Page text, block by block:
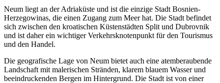
Neum liegt an der Adriaküste und ist die einzige Stadt Bosnien-
Herzegowinas, die einen Zugang zum Meer hat. Die Stadt befindet
sich zwischen den kroatischen Küstenstädten Split und Dubrovnik
und ist daher ein wichtiger Verkehrsknotenpunkt für den Tourismus
und den Handel.
Die geografische Lage von Neum bietet auch eine atemberaubende
Landschaft mit malerischen Stränden, klarem blauem Wasser und
beeindruckenden Bergen im Hintergrund. Die Stadt ist von einer